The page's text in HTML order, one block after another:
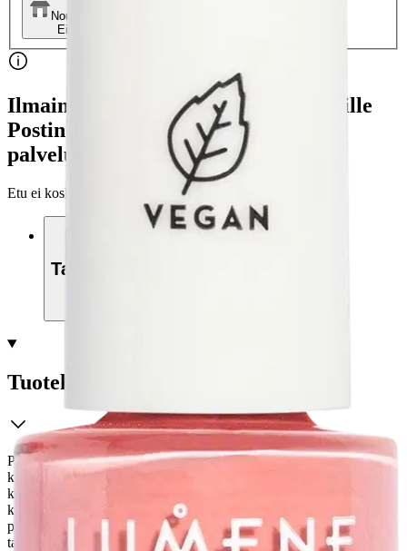
Nouto myymälästä
Ei saatavilla
Ilmainen toimitus yli 100 €:n tilauksille
Postin pakettiautomaattiin tai
palvelupisteeseen!
Etu ei koske Suuri‑lisäpalvelulla toimitettavia tuotteita.
Tarkista myymäläsaatavuus
Tuotekuvaus
Pure Gloss Kynsilakka on vegaaninen, hehkuvan kiillon antava
kynsilakka, joka auttaa luomaan salonkimaisen lopputuloksen
kynsille vaivattomasti. Tavallista luonnollisempi koostumus antaa
kynsille geelimäisen lopputuloksen, joka kestää kauniina jopa 5
päivää. Uusi, hieman leveämpi harja auttaa levittämään kynsilakan
tasaisesti jo yhdellä kerroksella.